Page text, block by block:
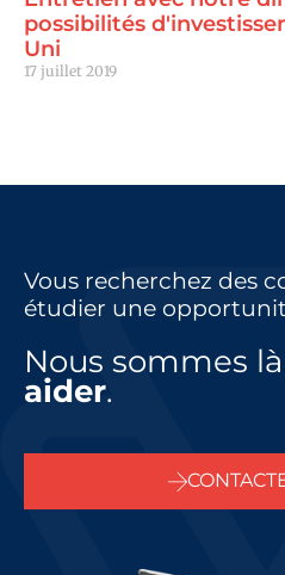
possibilités
Uni
17 juillet 2019
Vous recherchez des
étudier une
Nous sommes là
aider.